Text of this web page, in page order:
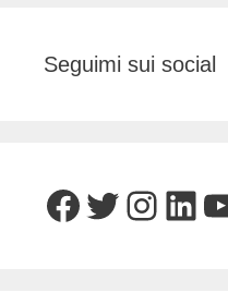
Seguimi sui social
Facebook
Twitter